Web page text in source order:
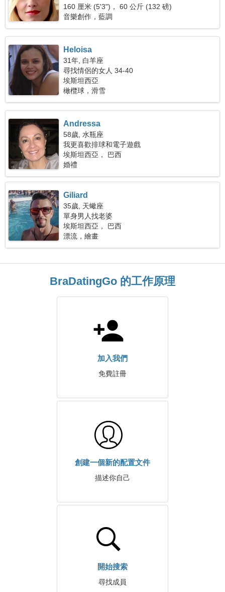
160 厘米 (5'3")， 60 公斤 (132 磅)
音樂創作，藍調
Heloisa
31年, 白羊座
尋找情侶的女人 34-40
埃斯坦西亞
橄欖球，滑雪
Andressa
58歲, 水瓶座
我更喜歡排球和電子遊戲
埃斯坦西亞， 巴西
婚禮
Giliard
35歲, 天蠍座
單身男人找老婆
埃斯坦西亞， 巴西
漂流，繪畫
BraDatingGo 的工作原理
加入我們
免費註冊
創建一個新的配置文件
描述你自己
開始搜索
尋找成員